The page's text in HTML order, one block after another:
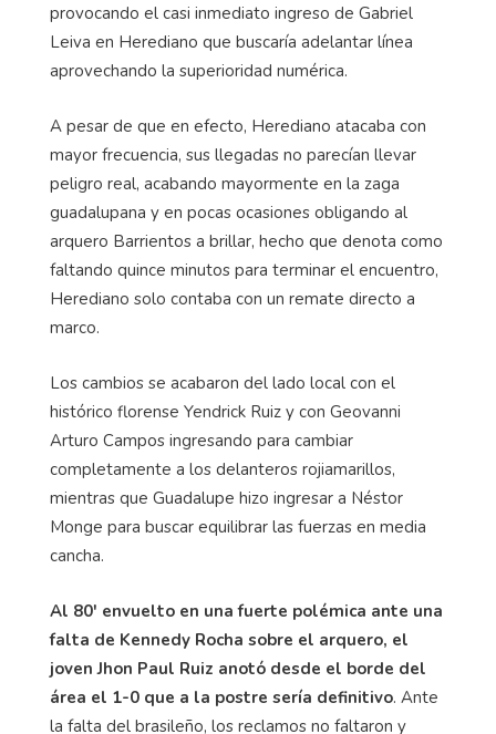
provocando el casi inmediato ingreso de Gabriel
Leiva en Herediano que buscaría adelantar línea
aprovechando la superioridad numérica.
A pesar de que en efecto, Herediano atacaba con
mayor frecuencia, sus llegadas no parecían llevar
peligro real, acabando mayormente en la zaga
guadalupana y en pocas ocasiones obligando al
arquero Barrientos a brillar, hecho que denota como
faltando quince minutos para terminar el encuentro,
Herediano solo contaba con un remate directo a
marco.
Los cambios se acabaron del lado local con el
histórico florense Yendrick Ruiz y con Geovanni
Arturo Campos ingresando para cambiar
completamente a los delanteros rojiamarillos,
mientras que Guadalupe hizo ingresar a Néstor
Monge para buscar equilibrar las fuerzas en media
cancha.
Al 80' envuelto en una fuerte polémica ante una
falta de Kennedy Rocha sobre el arquero, el
joven Jhon Paul Ruiz anotó desde el borde del
área el 1-0 que a la postre sería definitivo. Ante
la falta del brasileño, los reclamos no faltaron y